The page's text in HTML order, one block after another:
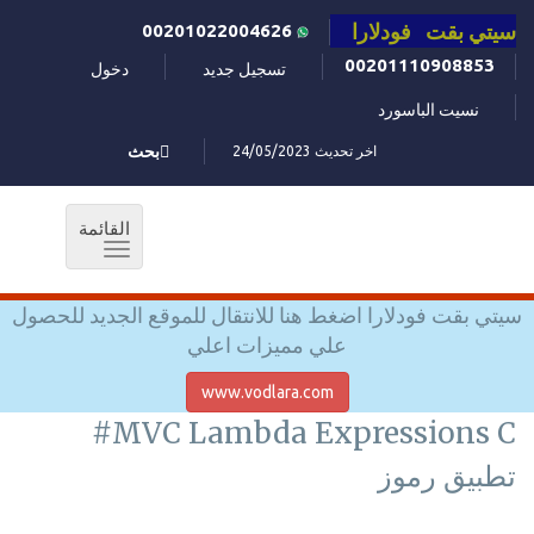
سيتي بقت فودلارا
00201110908853
تسجيل جديد دخول
نسيت الباسورد
اخر تحديث 24/05/2023 بحث
القائمة
Toggle
سيتي بقت فودلارا اضغط هنا للانتقال للموقع الجديد للحصول
علي مميزات اعلي
www.vodlara.com
MVC Lambda Expressions C#
تطبيق رموز